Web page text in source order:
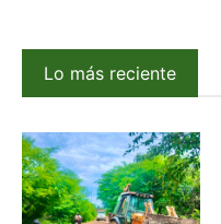
Lo más reciente